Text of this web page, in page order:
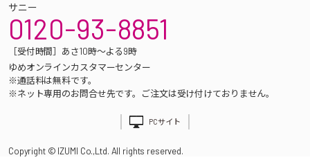
サニー
0120-93-8851
［受付時間］あさ10時～よる9時
ゆめオンラインカスタマーセンター
※通話料は無料です。
※ネット専用のお問合せ先です。ご注文は受け付けておりません。
PCサイト
Copyright © IZUMI Co.,Ltd. All rights reserved.